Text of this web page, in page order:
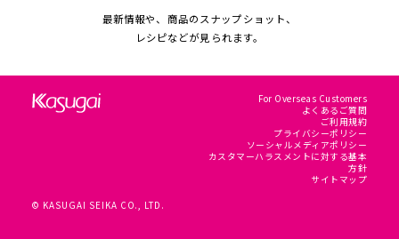
最新情報や、商品のスナップショット、
レシピなどが見られます。
© KASUGAI SEIKA CO., LTD.
For Overseas Customers
よくあるご質問
ご利用規約
プライバシーポリシー
ソーシャルメディアポリシー
カスタマーハラスメントに対する基本
方針
サイトマップ